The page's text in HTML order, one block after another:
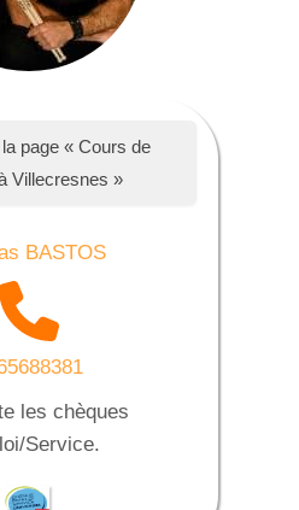
page « Cours de
Villecresnes »
BASTOS
les chèques
Service.